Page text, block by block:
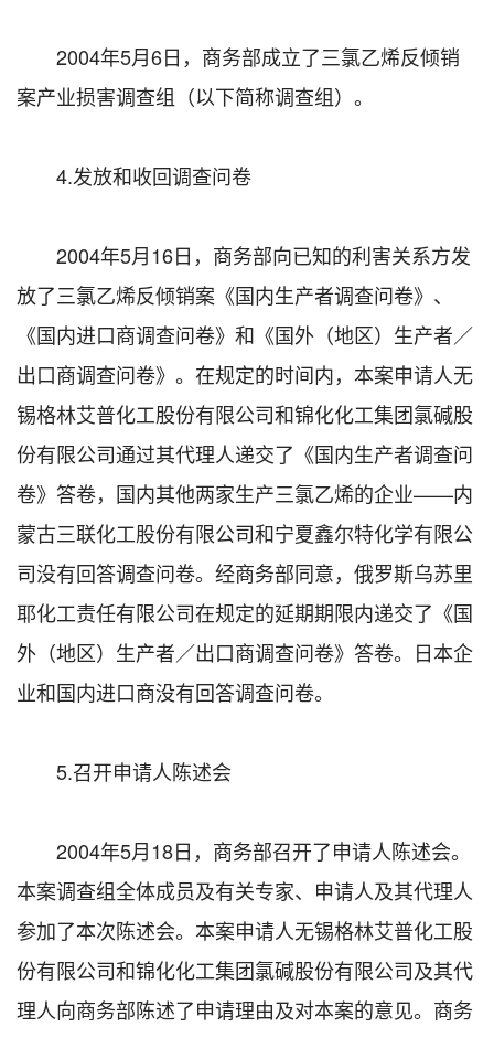
2004年5月6日，商务部成立了三氯乙烯反倾销
案产业损害调查组（以下简称调查组）。
4.发放和收回调查问卷
2004年5月16日，商务部向已知的利害关系方发
放了三氯乙烯反倾销案《国内生产者调查问卷》、
《国内进口商调查问卷》和《国外（地区）生产者／
出口商调查问卷》。在规定的时间内，本案申请人无
锡格林艾普化工股份有限公司和锦化化工集团氯碱股
份有限公司通过其代理人递交了《国内生产者调查问
卷》答卷，国内其他两家生产三氯乙烯的企业——内
蒙古三联化工股份有限公司和宁夏鑫尔特化学有限公
司没有回答调查问卷。经商务部同意，俄罗斯乌苏里
耶化工责任有限公司在规定的延期期限内递交了《国
外（地区）生产者／出口商调查问卷》答卷。日本企
业和国内进口商没有回答调查问卷。
5.召开申请人陈述会
2004年5月18日，商务部召开了申请人陈述会。
本案调查组全体成员及有关专家、申请人及其代理人
参加了本次陈述会。本案申请人无锡格林艾普化工股
份有限公司和锦化化工集团氯碱股份有限公司及其代
理人向商务部陈述了申请理由及对本案的意见。商务